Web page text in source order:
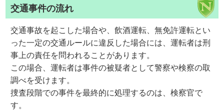
交通事件の流れ
交通事故を起こした場合や、飲酒運転、無免許運転とい
った一定の交通ルールに違反した場合には、運転者は刑
事上の責任を問われることがあります。
この場合、運転者は事件の被疑者として警察や検察の取
調べを受けます。
捜査段階での事件を最終的に処理するのは、検察官で
す。